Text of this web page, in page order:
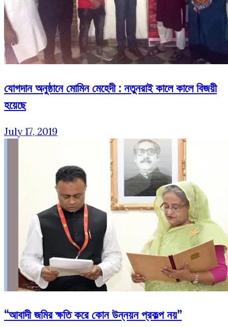
যোগদান অনুষ্ঠানে মোমিন মেহেদী : নতুনরাই কালে কালে বিজয়ী
হয়েছে
July 17, 2019
“আবাদী জমির ক্ষতি করে কোন উন্নয়ন প্রকল্প নয়”